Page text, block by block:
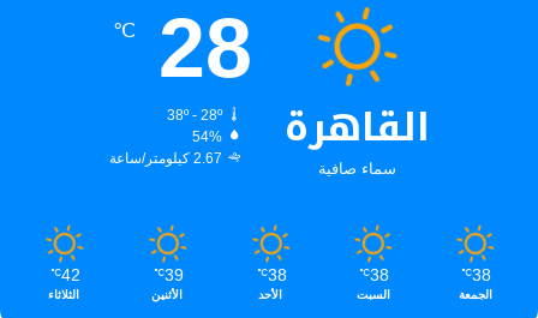
القاهرة
سماء صافية
28
℃
38º - 28º
54%
2.67 كيلومتر/ساعة
38
℃
الجمعة
38
℃
السبت
38
℃
الأحد
39
℃
الأثنين
42
℃
الثلاثاء